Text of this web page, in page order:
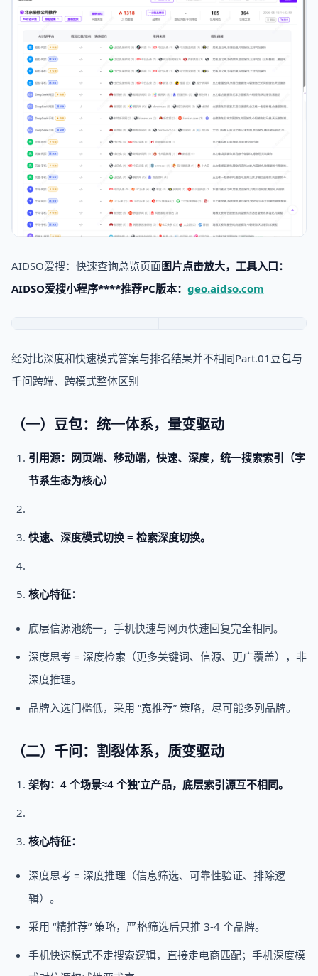
AIDSO爱搜：快速查询总览页面图片点击放大，工具入口：
AIDSO爱搜小程序****推荐PC版本： geo.aidso.com
经对比深度和快速模式答案与排名结果并不相同Part.01豆包与
千问跨端、跨模式整体区别
（一）豆包：统一体系，量变驱动
引用源：网页端、移动端，快速、深度，统一搜索索引（字
节系生态为核心）
快速、深度模式切换 = 检索深度切换。
核心特征：
底层信源池统一，手机快速与网页快速回复完全相同。
深度思考 = 深度检索（更多关键词、信源、更广覆盖），非
深度推理。
品牌入选门槛低，采用 “宽推荐” 策略，尽可能多列品牌。
（二）千问：割裂体系，质变驱动
架构：4 个场景≈4 个独’立产品，底层索引源互不相同。
核心特征：
深度思考 = 深度推理（信息筛选、可靠性验证、排除逻
辑）。
采用 “精推荐” 策略，严格筛选后只推 3-4 个品牌。
手机快速模式不走搜索逻辑，直接走电商匹配；手机深度模